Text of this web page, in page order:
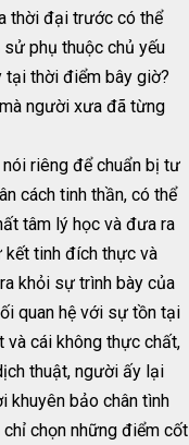
thời đại trước có thể
phụ thuộc chủ yếu
tại thời điểm bây giờ?
người xưa đã từng
riêng để chuẩn bị tư
cách tinh thần, có thể
tâm lý học và đưa ra
kết tinh đích thực và
khỏi sự trình bày của
quan hệ với sự tồn tại
cái không thực chất,
thuật, người ấy lại
khuyên bảo chân tình
chọn những điểm cốt